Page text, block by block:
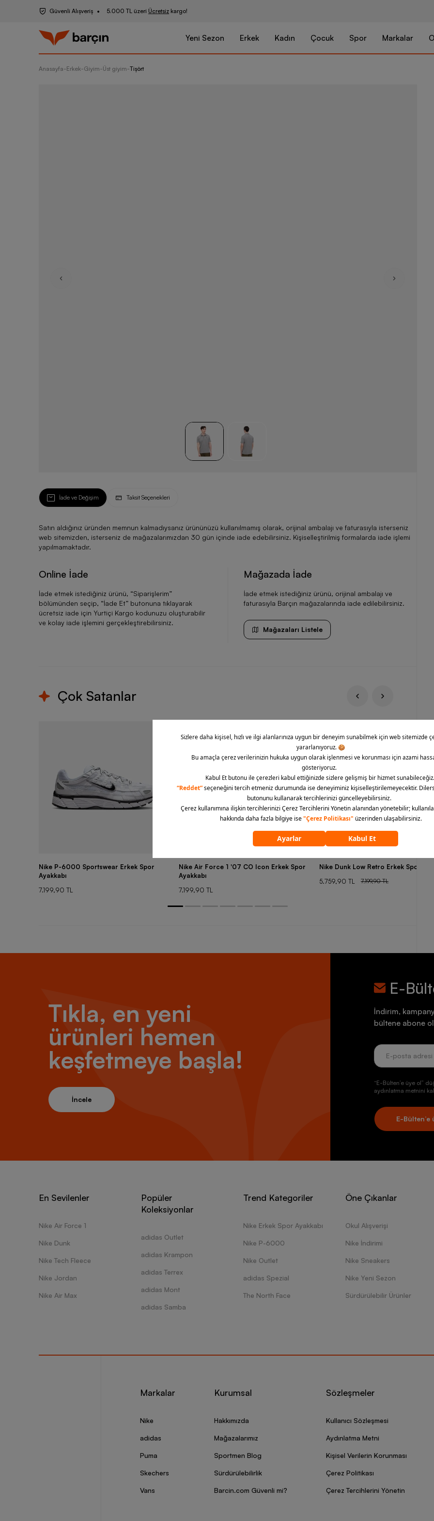
Güvenli Alışveriş 5.000 TL üzeri Ücretsiz kargo!
Yeni Sezon Erkek Kadın Çocuk Spor Markalar
Anasayfa-Erkek-Giyim-Üst giyim-Tişört
İade ve Değişim Taksit Seçenekleri
Satın aldığınız üründen memnun kalmadıysanız ürününüzü kullanılmamış olarak, orijinal ambalajı ve faturasıyla isterseniz
web sitemizden, isterseniz de mağazalarımızdan 30 gün içinde iade edebilirsiniz. Kişiselleştirilmiş formalarda iade işlemi
yapılmamaktadır.
Online İade
İade etmek istediğiniz ürünü, “Siparişlerim”
bölümünden seçip, “İade Et” butonuna tıklayarak
ücretsiz iade için Yurtiçi Kargo kodunuzu oluşturabilir
ve kolay iade işlemini gerçekleştirebilirsiniz.
Mağazada İade
İade etmek istediğiniz ürünü, orijinal ambalajı ve
faturasıyla Barçın mağazalarında iade edilebilirsiniz.
Mağazaları Listele
Çok Satanlar
Nike P-6000 Sportswear Erkek Spor
Ayakkabı
7.199,90 TL
Nike Air Force 1 '07 CO Icon Erkek Spor
Ayakkabı
7.199,90 TL
Nike Dunk Low Retro Erkek Spor
5.759,90 TL
7.199,90 TL
Tıkla, en yeni
ürünleri hemen
keşfetmeye başla!
İncele
E-
İndirim,
bültene abone
“E-Bülten’e üye ol”
aydınlatma metnini
E-Bülten’e
En Sevilenler
Nike Air Force 1
Nike Dunk
Nike Tech Fleece
Nike Jordan
Nike Air Max
Popüler
Koleksiyonlar
adidas Outlet
adidas Krampon
adidas Terrex
adidas Mont
adidas Samba
Trend Kategoriler
Nike Erkek Spor Ayakkabı
Nike P-6000
Nike Outlet
adidas Spezial
The North Face
Öne Çıkanlar
Okul Alışverişi
Nike İndirimi
Nike Sneakers
Nike Yeni Sezon
Sürdürülebilir Ürünler
Markalar
Nike
adidas
Puma
Skechers
Vans
Kurumsal
Hakkımızda
Mağazalarımız
Sportmen Blog
Sürdürülebilirlik
Barcin.com Güvenli mi?
Sözleşmeler
Kullanıcı Sözleşmesi
Aydınlatma Metni
Kişisel Verilerin Korunması
Çerez Politikası
Çerez Tercihlerini Yönetin